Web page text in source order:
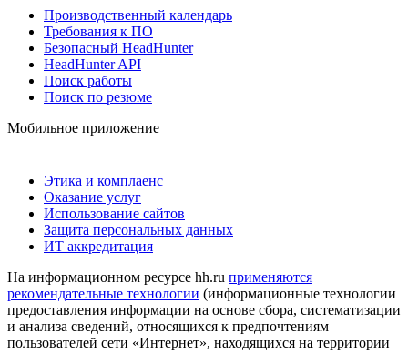
Производственный календарь
Требования к ПО
Безопасный HeadHunter
HeadHunter API
Поиск работы
Поиск по резюме
Мобильное приложение
Этика и комплаенс
Оказание услуг
Использование сайтов
Защита персональных данных
ИТ аккредитация
На информационном ресурсе hh.ru применяются
рекомендательные технологии (информационные технологии
предоставления информации на основе сбора, систематизации
и анализа сведений, относящихся к предпочтениям
пользователей сети «Интернет», находящихся на территории